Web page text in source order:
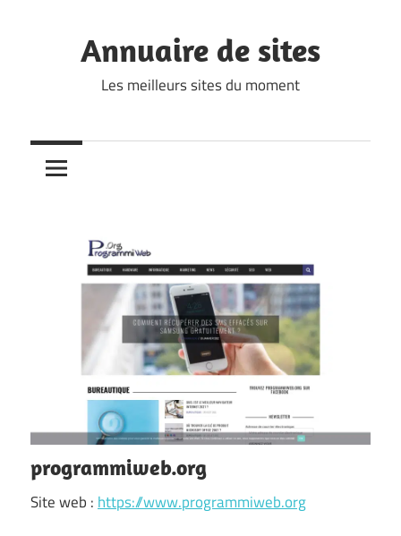
Annuaire de sites
Les meilleurs sites du moment
programmiweb.org
Site web : https://www.programmiweb.org